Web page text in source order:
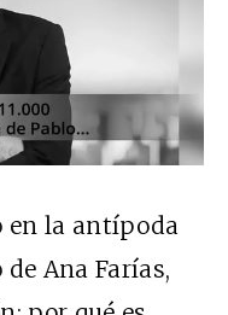
en la antípoda
Ana Farías,